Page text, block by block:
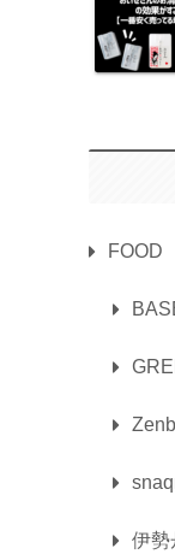
FOOD
伊勢